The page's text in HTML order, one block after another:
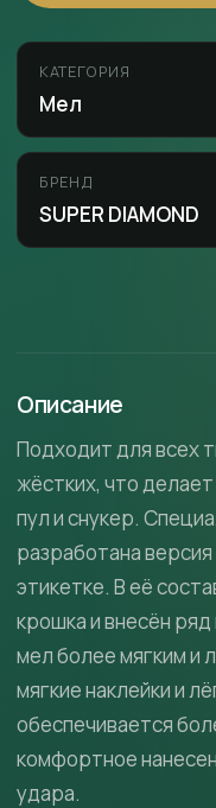
КАТЕГОРИЯ
Мел
БРЕНД
SUPER DIAMOND
Описание
Подходит для всех
жёстких, что
пул и снукер.
разработана
этикетке. В её
крошка и внесён
мел более мягким и
мягкие наклейки и
обеспечивается
комфортное
удара.